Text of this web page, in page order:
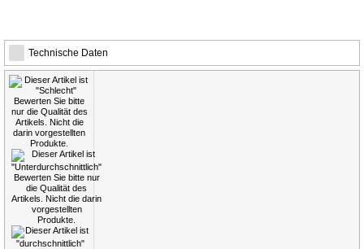
Technische Daten